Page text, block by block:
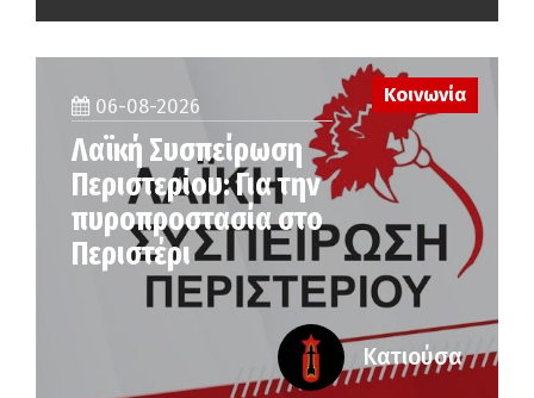
06-08-2026
Λαϊκή Συσπείρωση
Περιστερίου: Για την
πυροπροστασία στο
Περιστέρι
Κοινωνία
Κατιούσα